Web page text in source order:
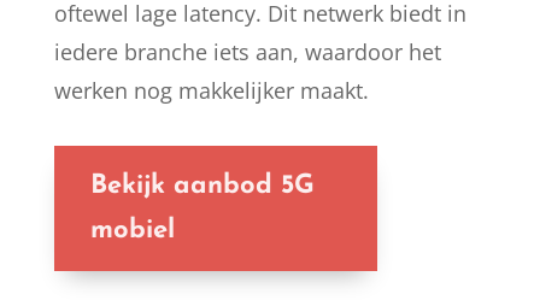
oftewel lage latency. Dit netwerk biedt in
iedere branche iets aan, waardoor het
werken nog makkelijker maakt.
Bekijk aanbod 5G
mobiel